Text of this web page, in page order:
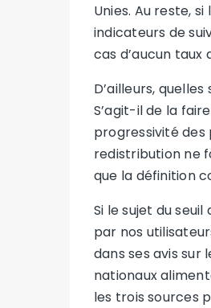
Unies. Au reste,
indicateurs de
cas d’aucun taux
D’ailleurs,
S’agit-il de la
progressivité des
redistribution ne
que la définition
Si le sujet du
par nos
dans ses avis
nationaux
les trois sources